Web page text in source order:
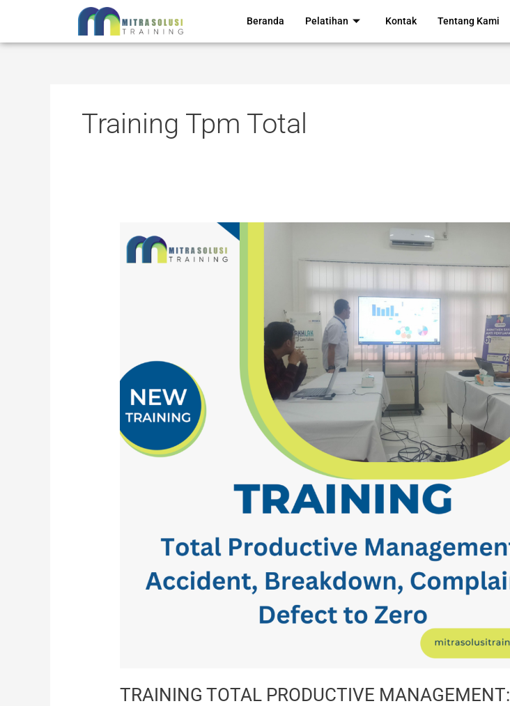
konten
Beranda Pelatihan Kontak Tentang Kami
Training Tpm Total
TRAINING TOTAL PRODUCTIVE MANAGEMENT:
TOTAL
PRODUCTIVE
ZERO